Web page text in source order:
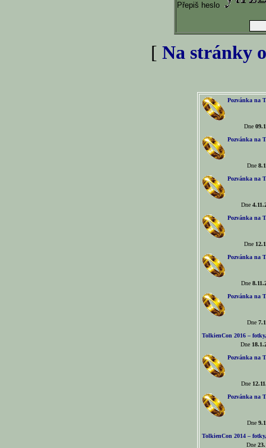
Přepiš heslo
[ Na stránky
Pozvánka na
Dne
Pozvánka na
Dne
Pozvánka na
Dne
Pozvánka na
Dne
Pozvánka na
Dne
Pozvánka na
Dne
TolkienCon 2016 –
Dne
Pozvánka na
Dne
Pozvánka na
Dne
TolkienCon 2014 –
Dne